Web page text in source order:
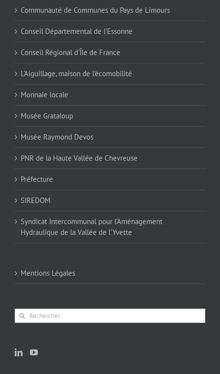
Communauté de Communes du Pays de Limours
Conseil Départemental de l'Essonne
Conseil Régional d'Île de France
L'Aiguillage, maison de l'écomobilité
Monnaie locale
Musée Grataloup
Musée Raymond Devos
PNR de la Haute Vallée de Chevreuse
Préfecture
SIREDOM
Syndicat Intercommunal pour l’Aménagement
Hydraulique de la Vallée de l’Yvette
Mentions Légales
Rechercher: